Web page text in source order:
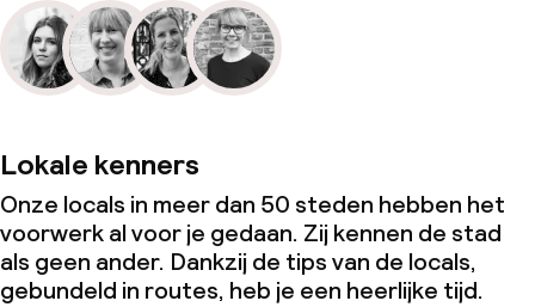
Lokale kenners
Onze locals in meer dan 50 steden hebben het
voorwerk al voor je gedaan. Zij kennen de stad
als geen ander. Dankzij de tips van de locals,
gebundeld in routes, heb je een heerlijke tijd.